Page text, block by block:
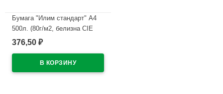
Бумага "Илим стандарт" А4
500л. (80г/м2, белизна CIE
146%)
376,50 ₽